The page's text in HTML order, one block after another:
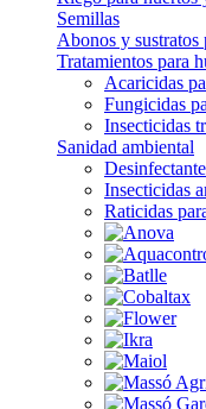
Semillas
Abonos y sustratos
Tratamientos para
Acaricidas
Fungicidas
Insecticidas
Sanidad ambiental
Insecticidas
Raticidas